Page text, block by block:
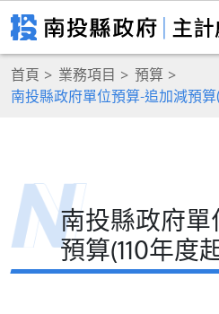
首頁 業務項目
預算
南投縣政府單位預算-追加減預算
南投縣政府
預算(110年度